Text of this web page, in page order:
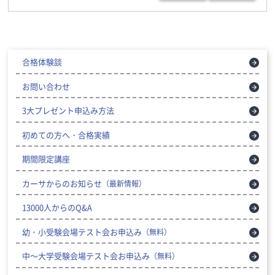
合格体験談
お問い合わせ
3大プレゼント申込み方法
初めての方へ・合格実績
期間限定講座
カーサからのお知らせ （最新情報）
13000人からのQ&A
幼・小受験会場テスト会お申込み （無料）
中～大学受験会場テスト会お申込み （無料）